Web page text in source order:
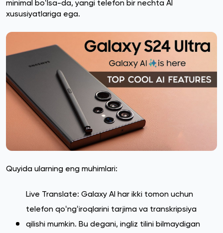
minimal boʻlsa-da, yangi telefon bir nechta AI
xususiyatlariga ega.
Quyida ularning eng muhimlari:
Live Translate: Galaxy AI har ikki tomon uchun
telefon qoʻngʻiroqlarini tarjima va transkripsiya
qilishi mumkin. Bu degani, ingliz tilini bilmaydigan